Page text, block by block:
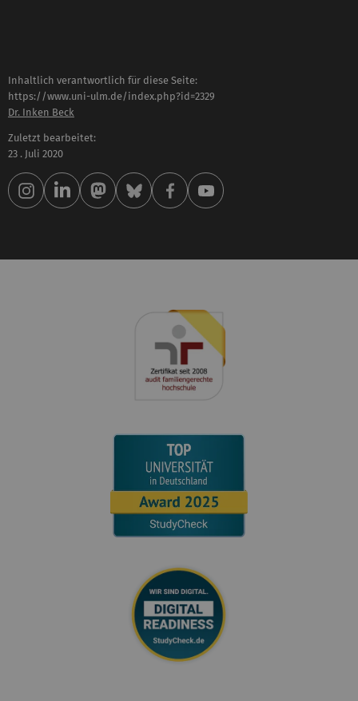
Inhaltlich verantwortlich für diese Seite:
https://www.uni-ulm.de/index.php?id=2329
Dr. Inken Beck
Zuletzt bearbeitet:
23 . Juli 2020